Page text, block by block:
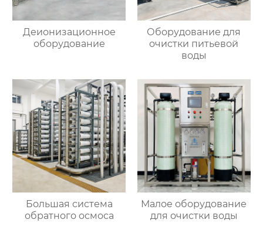
Деионизационное
оборудование
Оборудование для
очистки питьевой
воды
Большая система
обратного осмоса
Малое оборудование
для очистки воды